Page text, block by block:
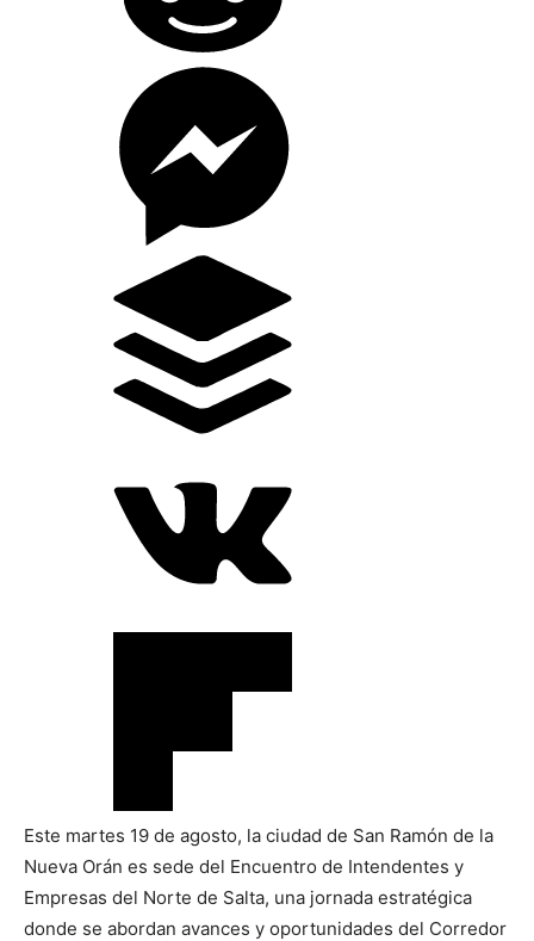
Este martes 19 de agosto, la ciudad de San Ramón de la
Nueva Orán es sede del Encuentro de Intendentes y
Empresas del Norte de Salta, una jornada estratégica
donde se abordan avances y oportunidades del Corredor